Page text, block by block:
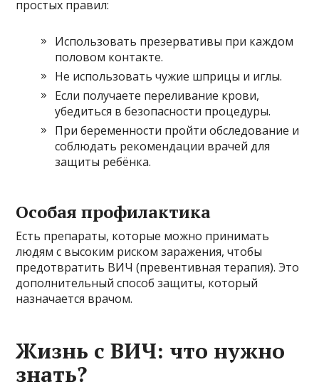
простых правил:
Использовать презервативы при каждом
половом контакте.
Не использовать чужие шприцы и иглы.
Если получаете переливание крови,
убедиться в безопасности процедуры.
При беременности пройти обследование и
соблюдать рекомендации врачей для
защиты ребёнка.
Особая профилактика
Есть препараты, которые можно принимать
людям с высоким риском заражения, чтобы
предотвратить ВИЧ (превентивная терапия). Это
дополнительный способ защиты, который
назначается врачом.
Жизнь с ВИЧ: что нужно
знать?